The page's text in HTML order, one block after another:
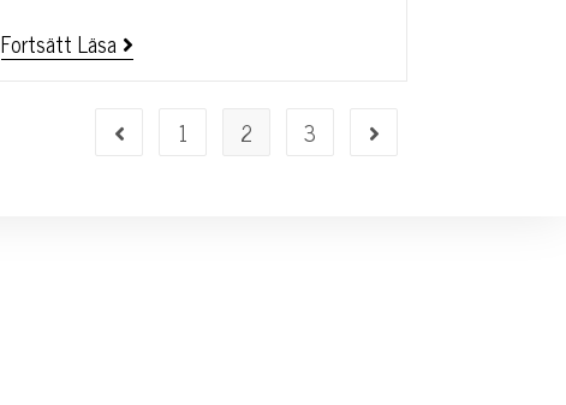
Fortsätt Läsa
1 2 3